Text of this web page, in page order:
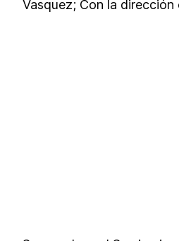
Vasquez; Con la dirección